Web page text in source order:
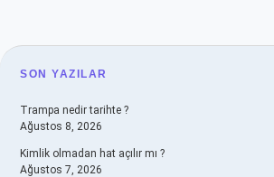
SIDEBAR
SON YAZILAR
Trampa nedir tarihte ?
Ağustos 8, 2026
Kimlik olmadan hat açılır mı ?
Ağustos 7, 2026